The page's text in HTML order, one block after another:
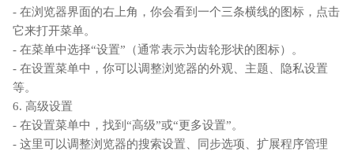
- 在浏览器界面的右上角，你会看到一个三条横线的图标，点击
它来打开菜单。
- 在菜单中选择“设置”（通常表示为齿轮形状的图标）。
- 在设置菜单中，你可以调整浏览器的外观、主题、隐私设置
等。
6. 高级设置
- 在设置菜单中，找到“高级”或“更多设置”。
- 这里可以调整浏览器的搜索设置、同步选项、扩展程序管理